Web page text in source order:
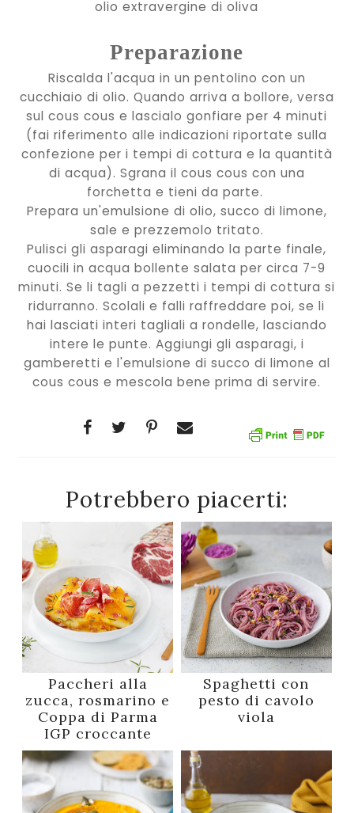
olio extravergine di oliva
Preparazione
Riscalda l'acqua in un pentolino con un
cucchiaio di olio. Quando arriva a bollore, versa
sul cous cous e lascialo gonfiare per 4 minuti
(fai riferimento alle indicazioni riportate sulla
confezione per i tempi di cottura e la quantità
di acqua). Sgrana il cous cous con una
forchetta e tieni da parte.
Prepara un'emulsione di olio, succo di limone,
sale e prezzemolo tritato.
Pulisci gli asparagi eliminando la parte finale,
cuocili in acqua bollente salata per circa 7-9
minuti. Se li tagli a pezzetti i tempi di cottura si
ridurranno. Scolali e falli raffreddare poi, se li
hai lasciati interi tagliali a rondelle, lasciando
intere le punte. Aggiungi gli asparagi, i
gamberetti e l'emulsione di succo di limone al
cous cous e mescola bene prima di servire.
Potrebbero piacerti:
Paccheri alla
zucca, rosmarino e
Coppa di Parma
IGP croccante
Spaghetti con
pesto di cavolo
viola